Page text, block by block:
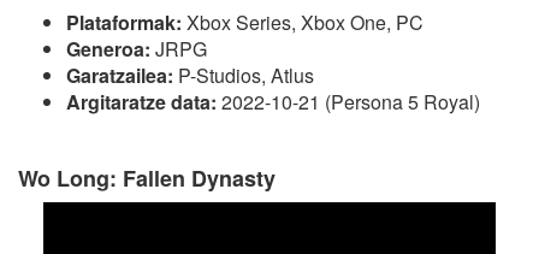
Plataformak: Xbox Series, Xbox One, PC
Generoa: JRPG
Garatzailea: P-Studios, Atlus
Argitaratze data: 2022-10-21 (Persona 5 Royal)
Wo Long: Fallen Dynasty